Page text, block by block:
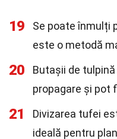
19
Se poate înmulți
este o metodă
20
Butașii de
propagare și pot
21
Divizarea tufei
ideală pentru